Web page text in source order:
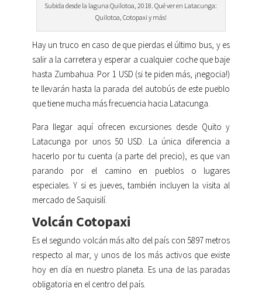
Subida desde la laguna Quilotoa, 2018. Qué ver en Latacunga:
Quilotoa, Cotopaxi y más!
Hay un truco en caso de que pierdas el último bus, y es
salir a la carretera y esperar a cualquier coche que baje
hasta Zumbahua. Por 1 USD (si te piden más, ¡negocia!)
te llevarán hasta la parada del autobús de este pueblo
que tiene mucha más frecuencia hacia Latacunga.
Para llegar aquí ofrecen excursiones desde Quito y
Latacunga por unos 50 USD. La única diferencia a
hacerlo por tu cuenta (a parte del precio), es que van
parando por el camino en pueblos o lugares
especiales. Y si es jueves, también incluyen la visita al
mercado de Saquisilí.
Volcán Cotopaxi
Es el segundo volcán más alto del país con 5897 metros
respecto al mar, y unos de los más activos que existe
hoy en día en nuestro planeta. Es una de las paradas
obligatoria en el centro del país.